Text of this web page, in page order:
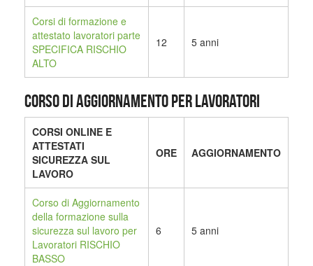
Corsi di formazione e
attestato lavoratori parte
SPECIFICA RISCHIO
ALTO
12 5 anni
CORSO DI AGGIORNAMENTO PER LAVORATORI
CORSI ONLINE E
ATTESTATI
SICUREZZA SUL
LAVORO
ORE AGGIORNAMENTO
Corso di Aggiornamento
della formazione sulla
sicurezza sul lavoro per
Lavoratori RISCHIO
BASSO
6 5 anni